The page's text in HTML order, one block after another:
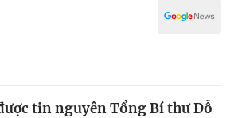
tin nguyên Tổng Bí thư Đỗ